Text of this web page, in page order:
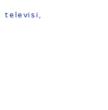
televisi,